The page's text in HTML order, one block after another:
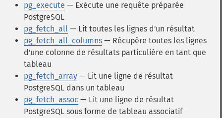
pg_execute — Exécute une requête préparée
PostgreSQL
pg_fetch_all — Lit toutes les lignes d'un résultat
pg_fetch_all_columns — Récupère toutes les lignes
d'une colonne de résultats particulière en tant que
tableau
pg_fetch_array — Lit une ligne de résultat
PostgreSQL dans un tableau
pg_fetch_assoc — Lit une ligne de résultat
PostgreSQL sous forme de tableau associatif